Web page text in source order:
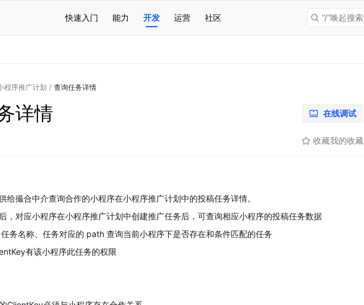
快速入门 能力 开发 运营 社区 “/”唤起搜索
程序推广计划 / 查询任务详情
详情 在线调试
收藏我的收藏
给撮合中介查询合作的小程序在小程序推广计划中的投稿任务详情。
，对应小程序在小程序推广计划中创建推广任务后，可查询相应小程序的投稿任务数据
务名称、任务对应的 path 查询当前小程序下是否存在和条件匹配的任务
有该小程序此任务的权限